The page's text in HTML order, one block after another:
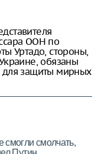
ООН по
Уртадо, стороны,
обязаны
защиты мирных